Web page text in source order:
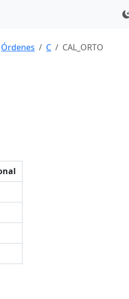
Órdenes C CAL_ORTO